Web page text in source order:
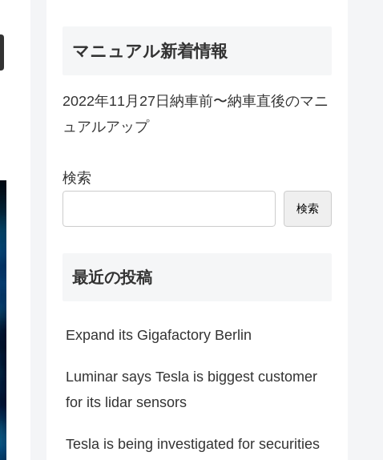
マニュアル新着情報
2022年11月27日納車前〜納車直後のマニ
ュアルアップ
検索
検索
最近の投稿
Expand its Gigafactory Berlin
Luminar says Tesla is biggest customer
for its lidar sensors
Tesla is being investigated for securities